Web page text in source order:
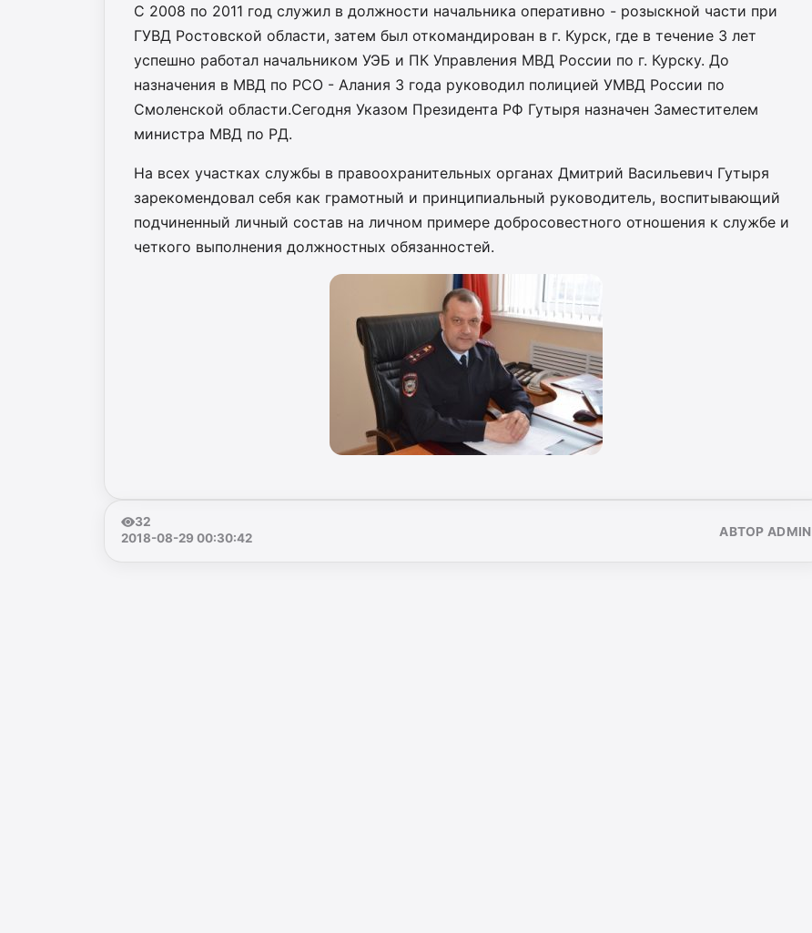
С 2008 по 2011 год служил в должности начальника оперативно - розыскной части при
ГУВД Ростовской области, затем был откомандирован в г. Курск, где в течение 3 лет
успешно работал начальником УЭБ и ПК Управления МВД России по г. Курску. До
назначения в МВД по РСО - Алания 3 года руководил полицией УМВД России по
Смоленской области.Сегодня Указом Президента РФ Гутыря назначен Заместителем
министра МВД по РД.
На всех участках службы в правоохранительных органах Дмитрий Васильевич Гутыря
зарекомендовал себя как грамотный и принципиальный руководитель, воспитывающий
подчиненный личный состав на личном примере добросовестного отношения к службе и
четкого выполнения должностных обязанностей.
32
2018-08-29 00:30:42
АВТОР ADMIN